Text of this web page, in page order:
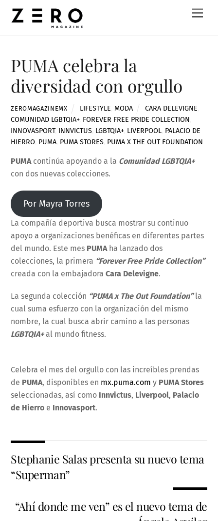
PUMA celebra la
diversidad con orgullo
ZEROMAGAZINEMX LIFESTYLE MODA CARA DELEVIGNE
COMUNIDAD LGBTQIA+, FOREVER FREE PRIDE COLLECTION
INNOVASPORT, INNVICTUS LGBTQIA+, LIVERPOOL PALACIO DE
HIERRO PUMA PUMA STORES PUMA X THE OUT FOUNDATION
PUMA continúa apoyando a la Comunidad LGBTQIA+
con dos nuevas colecciones.
Por Mayra Torres
La compañía deportiva busca mostrar su continuo
apoyo a organizaciones benéficas en diferentes partes
del mundo. Este mes PUMA ha lanzado dos
colecciones, la primera “Forever Free Pride Collection”
creada con la embajadoraCara Delevigne.
La segunda colección “PUMA x The Out Foundation”la
cual suma esfuerzo con la organización del mismo
nombre, la cual busca abrir camino a las personas
LGBTQIA+al mundo fitness.
Celebra el mes del orgullo con las increíbles prendas
de PUMA, disponibles en mx.puma.com y PUMA Stores
seleccionadas, así como Innvictus, Liverpool, Palacio
de Hierro e Innovasport.
Stephanie Salas presenta su nuevo tema
“Superman”
“Ahí donde me ven” es el nuevo tema de